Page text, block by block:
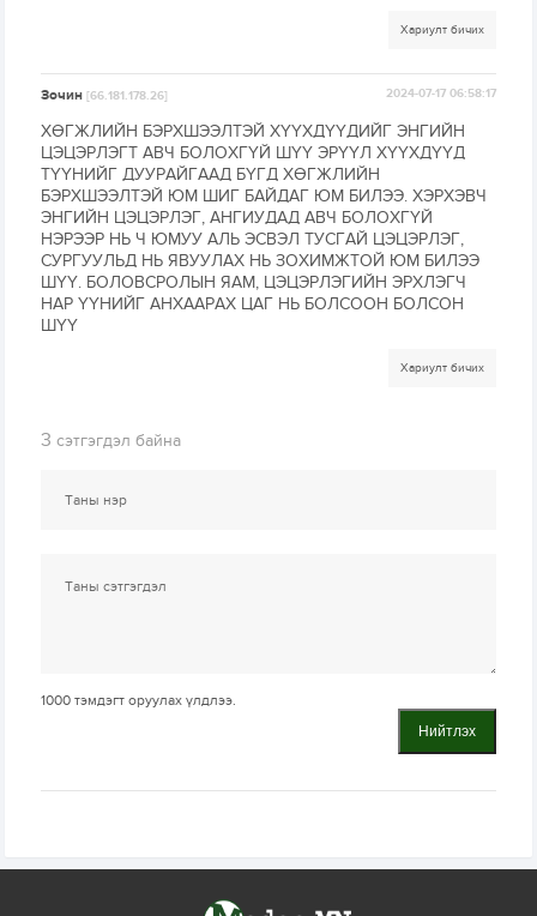
Хариулт бичих
Зочин[66.181.178.26] 2024-07-17 06:58:17
ХӨГЖЛИЙН БЭРХШЭЭЛТЭЙ ХҮҮХДҮҮДИЙГ ЭНГИЙН
ЦЭЦЭРЛЭГТ АВЧ БОЛОХГҮЙ ШҮҮ ЭРҮҮЛ ХҮҮХДҮҮД
ТҮҮНИЙГ ДУУРАЙГААД БҮГД ХӨГЖЛИЙН
БЭРХШЭЭЛТЭЙ ЮМ ШИГ БАЙДАГ ЮМ БИЛЭЭ. ХЭРХЭВЧ
ЭНГИЙН ЦЭЦЭРЛЭГ, АНГИУДАД АВЧ БОЛОХГҮЙ
НЭРЭЭР НЬ Ч ЮМУУ АЛЬ ЭСВЭЛ ТУСГАЙ ЦЭЦЭРЛЭГ,
СУРГУУЛЬД НЬ ЯВУУЛАХ НЬ ЗОХИМЖТОЙ ЮМ БИЛЭЭ
ШҮҮ. БОЛОВСРОЛЫН ЯАМ, ЦЭЦЭРЛЭГИЙН ЭРХЛЭГЧ
НАР ҮҮНИЙГ АНХААРАХ ЦАГ НЬ БОЛСООН БОЛСОН
ШҮҮ
Хариулт бичих
3 сэтгэгдэл байна
1000 тэмдэгт оруулах үлдлээ.
Нийтлэх